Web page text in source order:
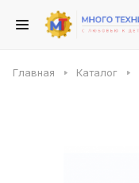
Главная Каталог